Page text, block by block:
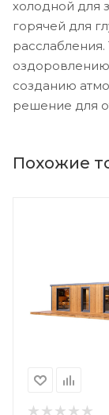
холодной для
горячей для
созданию
решение для
Похожие